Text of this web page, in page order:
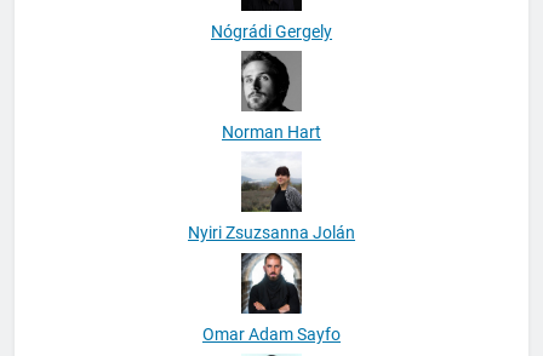
Nógrádi Gergely
Norman Hart
Nyiri Zsuzsanna Jolán
Omar Adam Sayfo